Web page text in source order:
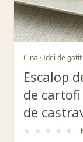
Cina · Idei de
Escalop
de
de
★ ★ ★ ★ ★